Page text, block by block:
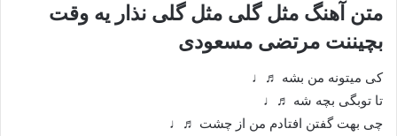
متن آهنگ مثل گلی مثل گلی نذار یه وقت
بچیننت مرتضی مسعودی
کی میتونه من بشه ♬♩
تا توبگی بچه شه ♬♩
چی بهت گفتن افتادم من از چشت ♬♩